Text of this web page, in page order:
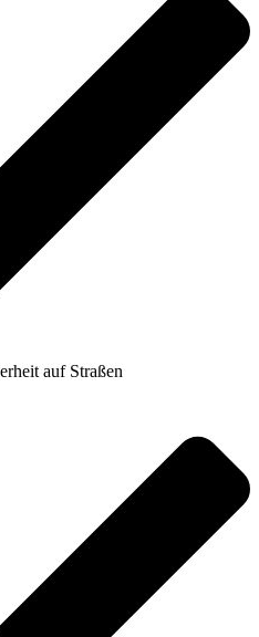
auf Straßen